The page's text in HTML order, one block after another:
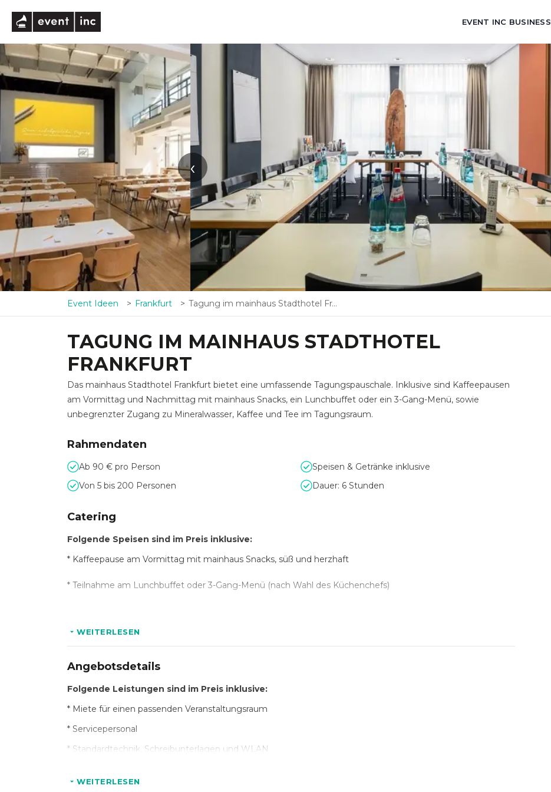
EVENT INC BUSINESS
‹
Event Ideen Frankfurt Tagung im mainhaus Stadthotel Frankfurt
TAGUNG IM MAINHAUS STADTHOTEL
FRANKFURT
Das mainhaus Stadthotel Frankfurt bietet eine umfassende Tagungspauschale. Inklusive sind Kaffeepausen
am Vormittag und Nachmittag mit mainhaus Snacks, ein Lunchbuffet oder ein 3-Gang-Menü, sowie
unbegrenzter Zugang zu Mineralwasser, Kaffee und Tee im Tagungsraum.
Rahmendaten
Ab 90 € pro Person
Speisen & Getränke inklusive
Von 5 bis 200 Personen
Dauer: 6 Stunden
Catering
Folgende Speisen sind im Preis inklusive:
* Kaffeepause am Vormittag mit mainhaus Snacks, süß und herzhaft
* Teilnahme am Lunchbuffet oder 3-Gang-Menü (nach Wahl des Küchenchefs)
* Mineralwasser, Kaffee und Tee zur unbegrenzten Verfügung im Tagungsraum
* Kaffee und Tee während der Pausenzeiten
* Mineralwasser und Softgetränke zum Mittagessen
Optional:
WEITERLESEN
Angebotsdetails
Folgende Leistungen sind im Preis inklusive:
* Miete für einen passenden Veranstaltungsraum
* Servicepersonal
* Standardtechnik, Schreibunterlagen und WLAN
WEITERLESEN